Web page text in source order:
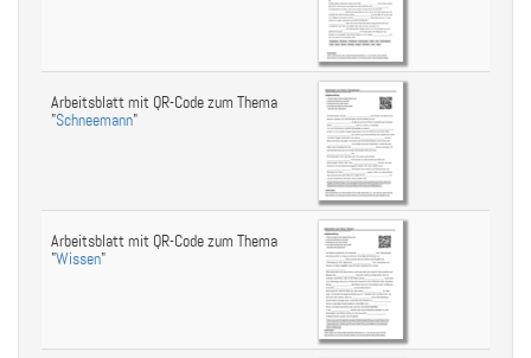
Arbeitsblatt mit QR-Code zum Thema
"Schneemann"
Arbeitsblatt mit QR-Code zum Thema
"Wissen"